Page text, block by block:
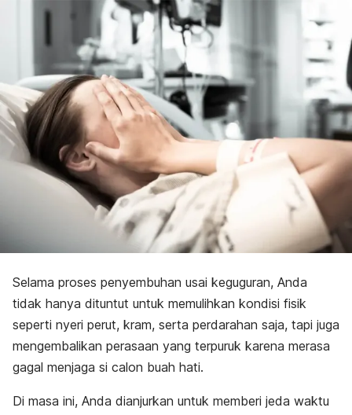
Selama proses penyembuhan usai keguguran, Anda
tidak hanya dituntut untuk memulihkan kondisi fisik
seperti nyeri perut, kram, serta perdarahan saja, tapi juga
mengembalikan perasaan yang terpuruk karena merasa
gagal menjaga si calon buah hati.
Di masa ini, Anda dianjurkan untuk memberi jeda waktu